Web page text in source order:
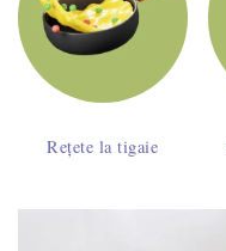
Rețete la tigaie